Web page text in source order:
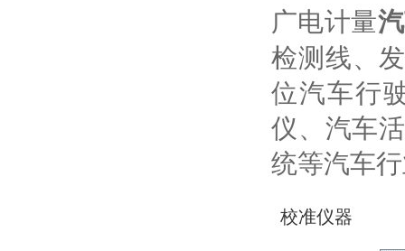
广电计量
检测线、
位汽车行
仪、汽车
统等汽车
校准仪器